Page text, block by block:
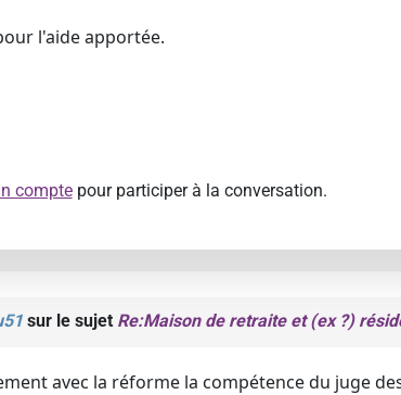
l'aide apportée.
comptepour participer à la conversation.
sur le sujet Re:Maison de retraite et (ex ?)
avec la réforme la compétence du juge